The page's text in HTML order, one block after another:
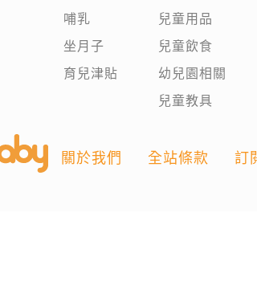
哺乳
坐月子
育兒津貼
兒童用品
兒童飲食
幼兒園相關
兒童教具
關於我們 全站條款 訂